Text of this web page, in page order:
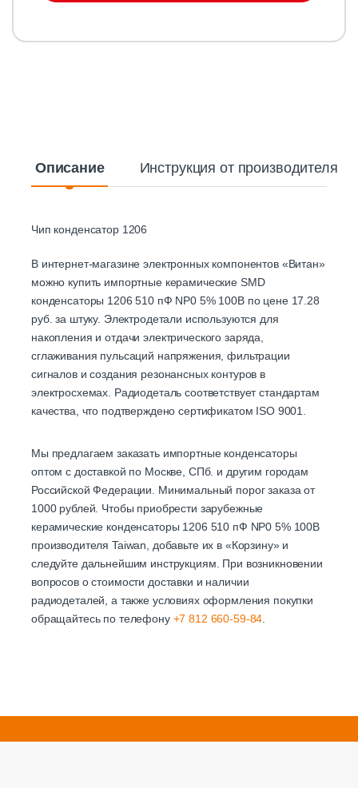
Описание Инструкция от производителя
Чип конденсатор 1206
В интернет-магазине электронных компонентов «Витан»
можно купить импортные керамические SMD
конденсаторы 1206 510 пФ NP0 5% 100В по цене 17.28
руб. за штуку. Электродетали используются для
накопления и отдачи электрического заряда,
сглаживания пульсаций напряжения, фильтрации
сигналов и создания резонансных контуров в
электросхемах. Радиодеталь соответствует стандартам
качества, что подтверждено сертификатом ISO 9001.
Мы предлагаем заказать импортные конденсаторы
оптом с доставкой по Москве, СПб. и другим городам
Российской Федерации. Минимальный порог заказа от
1000 рублей. Чтобы приобрести зарубежные
керамические конденсаторы 1206 510 пФ NP0 5% 100В
производителя Taiwan, добавьте их в «Корзину» и
следуйте дальнейшим инструкциям. При возникновении
вопросов о стоимости доставки и наличии
радиодеталей, а также условиях оформления покупки
обращайтесь по телефону +7 812 660-59-84.